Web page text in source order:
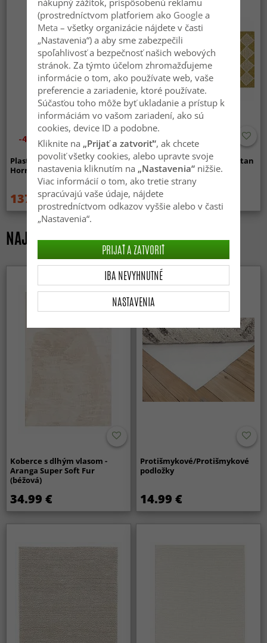
-40%
Plastové koberce -
Horredsmattan Sweet (žltý)
137.99 € 229 €
Plastmattor - Horredsmattan
Dialog (gul)
27.99 €
NAJPREDÁVANEJŠIE ZA POSLEDNÝCH 7 DNÍ
Koberce s dlhým vlasom -
Aranga Super Soft Fur
(béžová)
34.99 €
Protišmykové/Protišmykové
podložky
14.99 €
nákupný zážitok, prispôsobenú reklamu
(prostredníctvom platforiem ako Googlea
Meta – všetky organizácie nájdete v časti
„Nastavenia“) a aby sme zabezpečili
spoľahlivosť a bezpečnosť našich webových
stránok. Za týmto účelom zhromažďujeme
informácie o tom, ako používate web, vaše
preferencie a zariadenie, ktoré používate.
Súčasťou toho môže byť ukladanie a prístup k
informáciám vo vašom zariadení, ako sú
cookies, device ID a podobne.
Kliknite na „Prijať a zatvoriť“, ak chcete
povoliť všetky cookies, alebo upravte svoje
nastavenia kliknutím na „Nastavenia“nižšie.
Viac informácií o tom, ako tretie strany
spracúvajú vaše údaje, nájdete
prostredníctvom odkazov vyššie alebo v časti
„Nastavenia“.
NASTAVENIA
IBA NEVYHNUTNÉ
PRIJAŤ A ZATVORIŤ